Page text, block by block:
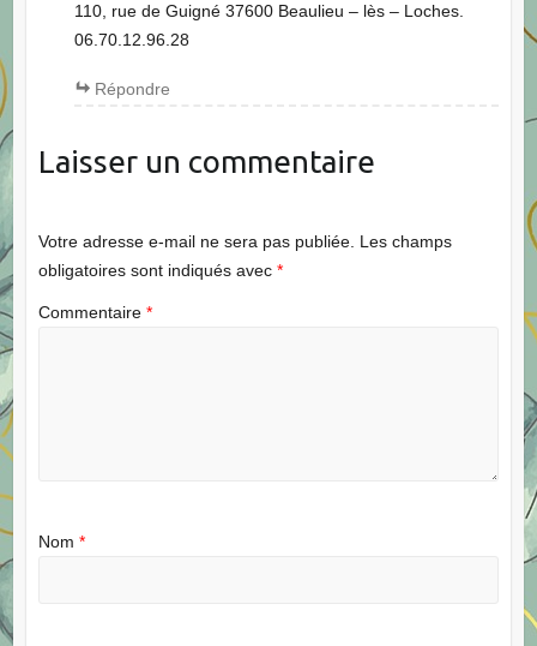
110, rue de Guigné 37600 Beaulieu – lès – Loches.
06.70.12.96.28
Répondre
Laisser un commentaire
Votre adresse e-mail ne sera pas publiée. Les champs
obligatoires sont indiqués avec *
Commentaire *
Nom *